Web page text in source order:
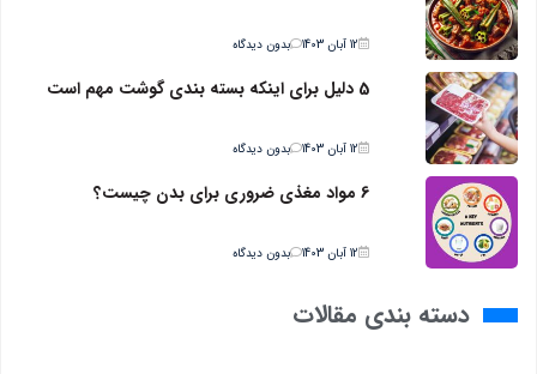
12 آبان 1403 بدون دیدگاه
5 دلیل برای اینکه بسته بندی گوشت مهم است
12 آبان 1403 بدون دیدگاه
6 مواد مغذی ضروری برای بدن چیست؟
12 آبان 1403 بدون دیدگاه
دسته بندی مقالات